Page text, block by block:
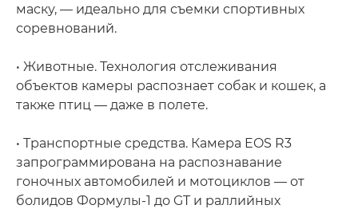
маску, — идеально для съемки спортивных
соревнований.
• Животные. Технология отслеживания
объектов камеры распознает собак и кошек, а
также птиц — даже в полете.
• Транспортные средства. Камера EOS R3
запрограммирована на распознавание
гоночных автомобилей и мотоциклов — от
болидов Формулы-1 до GT и раллийных